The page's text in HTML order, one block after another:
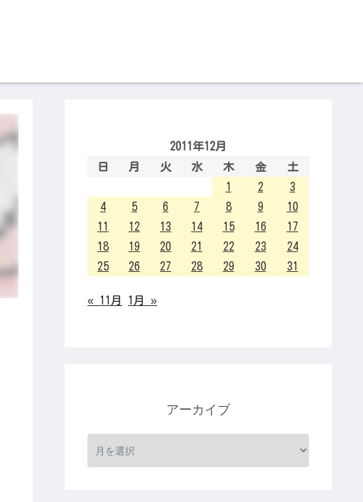
2011年12月
日
月 火 水 木 金
土
1
2
3
4
5 6 7 8 9
10
11
12 13 14 15 16
17
18
19 20 21 22 23
24
25
26 27 28 29 30 31
« 11月 1月 »
アーカイブ